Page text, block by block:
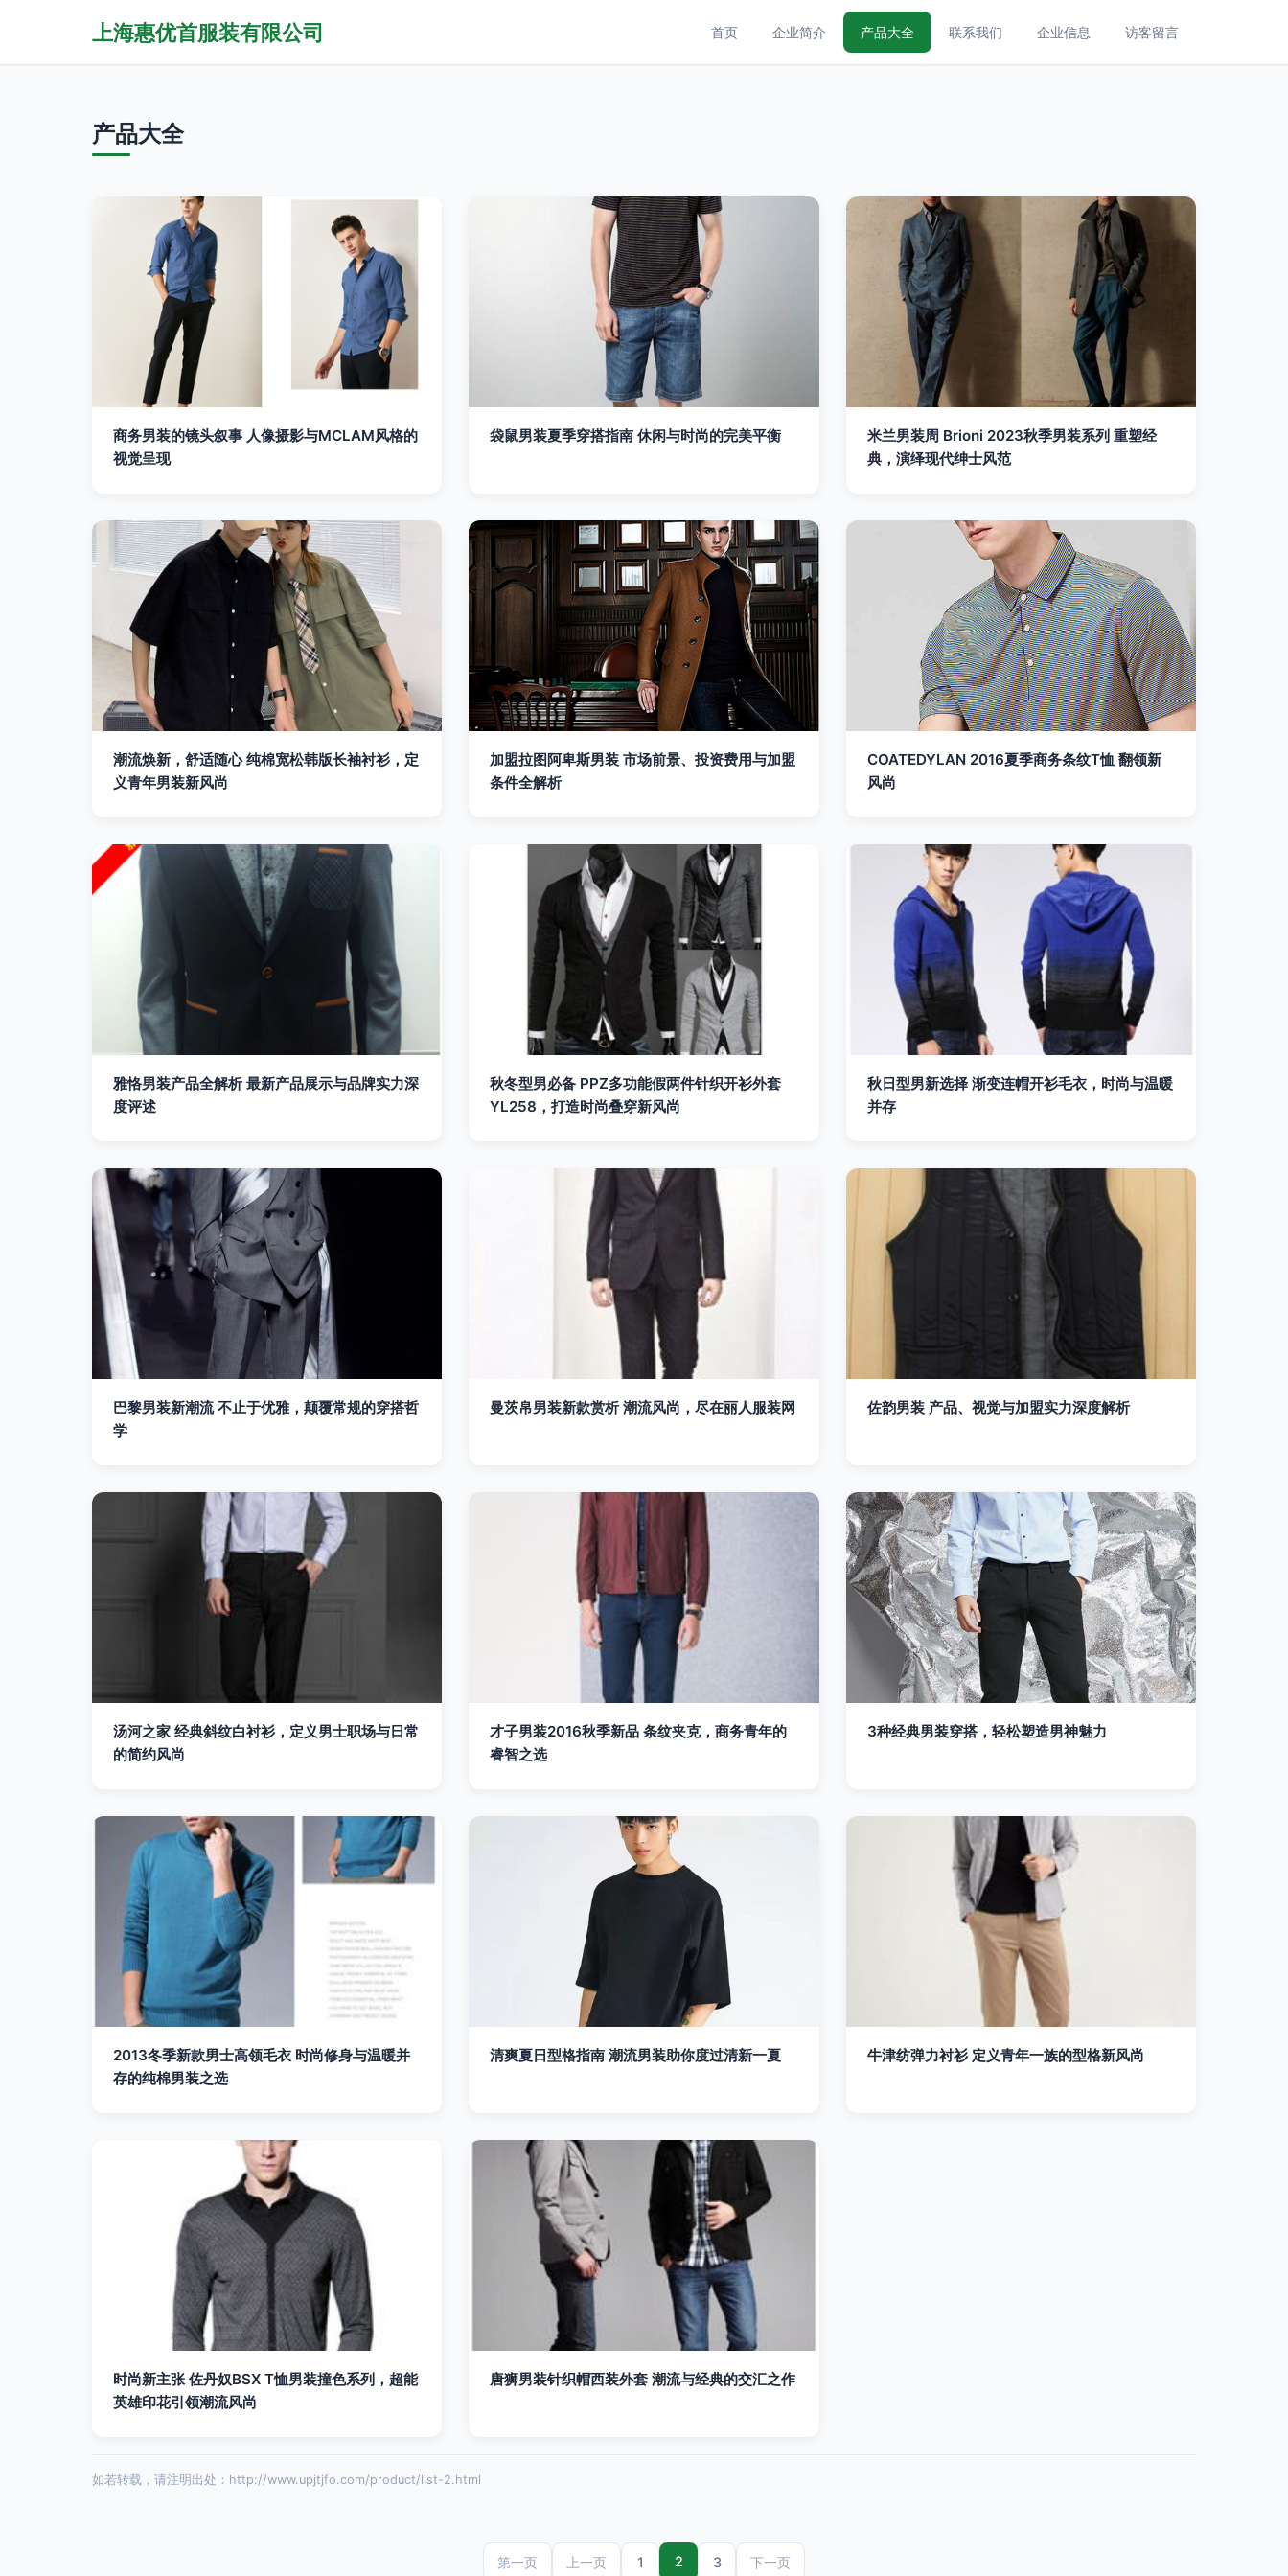
上海惠优首服装有限公司 首页 企业简介 产品大全 联系我们 企业信息 访客留言
产品大全
商务男装的镜头叙事 人像摄影与MCLAM风格的
视觉呈现
袋鼠男装夏季穿搭指南 休闲与时尚的完美平衡
米兰男装周 Brioni 2023秋季男装系列 重塑经
典，演绎现代绅士风范
潮流焕新，舒适随心 纯棉宽松韩版长袖衬衫，定
义青年男装新风尚
加盟拉图阿卑斯男装 市场前景、投资费用与加盟
条件全解析
COATEDYLAN 2016夏季商务条纹T恤 翻领新
风尚
雅恪男装产品全解析 最新产品展示与品牌实力深
度评述
秋冬型男必备 PPZ多功能假两件针织开衫外套
YL258，打造时尚叠穿新风尚
秋日型男新选择 渐变连帽开衫毛衣，时尚与温暖
并存
巴黎男装新潮流 不止于优雅，颠覆常规的穿搭哲
学
曼茨帛男装新款赏析 潮流风尚，尽在丽人服装网 佐韵男装 产品、视觉与加盟实力深度解析
汤河之家 经典斜纹白衬衫，定义男士职场与日常
的简约风尚
才子男装2016秋季新品 条纹夹克，商务青年的
睿智之选
3种经典男装穿搭，轻松塑造男神魅力
2013冬季新款男士高领毛衣 时尚修身与温暖并
存的纯棉男装之选
清爽夏日型格指南 潮流男装助你度过清新一夏 牛津纺弹力衬衫 定义青年一族的型格新风尚
时尚新主张 佐丹奴BSX T恤男装撞色系列，超能
英雄印花引领潮流风尚
唐狮男装针织帽西装外套 潮流与经典的交汇之作
如若转载，请注明出处：http://www.upjtjfo.com/product/list-2.html
第一页 上一页 1 2 3 下一页